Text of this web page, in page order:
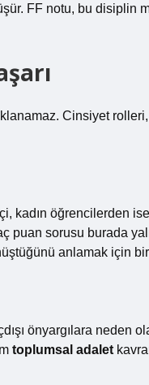
FF notu, bu disiplin
Cinsiyet
kadın öğrencilerden
puan sorusu burada
anlamak için bir
önyargılara neden
toplumsal adalet